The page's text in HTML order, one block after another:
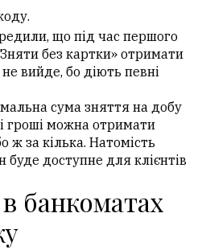
що під час першого
без картки» отримати
вийде, бо діють певні
сума зняття на добу
гроші можна отримати
ж за кілька. Натомість
доступне для клієнтів
в банкоматах